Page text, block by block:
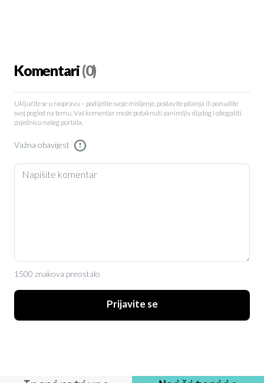
Komentari(0)
Uključite se u raspravu – podijelite svoje mišljenje, postavite pitanja ili ponudite
svoj pogled na temu. Vaš komentar može potaknuti zanimljiv dijalog i obogatiti
zajednicu našeg portala.
Važna obavijest !
1500 znakova preostalo
Prijavite se